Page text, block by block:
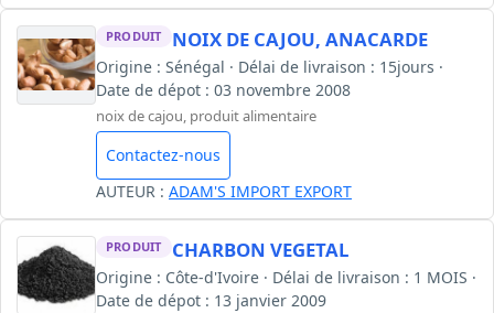
PRODUIT NOIX DE CAJOU, ANACARDE
Origine : Sénégal · Délai de livraison : 15jours ·
Date de dépot : 03 novembre 2008
noix de cajou, produit alimentaire
Contactez-nous
AUTEUR : ADAM'S IMPORT EXPORT
PRODUIT CHARBON VEGETAL
Origine : Côte-d'Ivoire · Délai de livraison : 1 MOIS ·
Date de dépot : 13 janvier 2009